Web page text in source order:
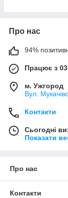
Про нас
94%
Працює з
м. Ужгород
Вул.
Контакти
Сьогодні
Показати
Про нас
Контакти